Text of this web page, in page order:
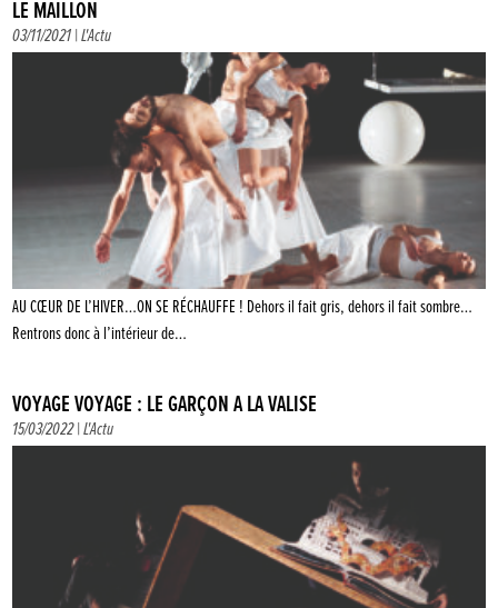
LE MAILLON
03/11/2021 |L'Actu
AU CŒUR DE L’HIVER…ON SE RÉCHAUFFE ! Dehors il fait gris, dehors il fait sombre…
Rentrons donc à l’intérieur de…
VOYAGE VOYAGE : LE GARÇON À LA VALISE
15/03/2022 |L'Actu